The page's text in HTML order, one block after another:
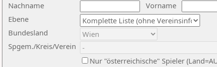
Nachname
Vorname
Ebene
Bundesland
Spgem./Kreis/Verein
Nur "österreichische" Spieler